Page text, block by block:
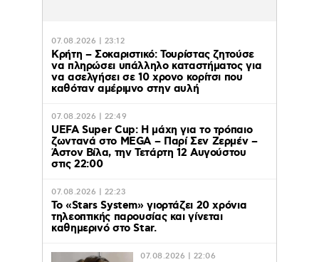
07.08.2026 | 23:12
Κρήτη – Σοκαριστικό: Τουρίστας ζητούσε
να πληρώσει υπάλληλο καταστήματος για
να ασελγήσει σε 10 χρονο κορίτσι που
καθόταν αμέριμνο στην αυλή
07.08.2026 | 22:49
UEFA Super Cup: Η μάχη για το τρόπαιο
ζωντανά στο MEGA – Παρί Σεν Ζερμέν –
Άστον Βίλα, την Τετάρτη 12 Αυγούστου
στις 22:00
07.08.2026 | 22:23
Το «Stars System» γιορτάζει 20 χρόνια
τηλεοπτικής παρουσίας και γίνεται
καθημερινό στο Star.
07.08.2026 | 22:06